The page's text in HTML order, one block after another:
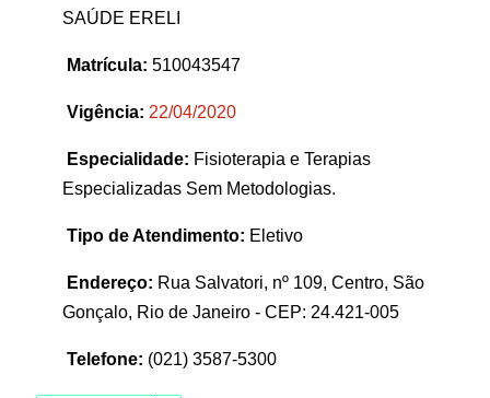
SAÚDE ERELI
Matrícula: 510043547
Vigência: 22/04/2020
Especialidade: Fisioterapia e Terapias
Especializadas Sem Metodologias.
Tipo de Atendimento: Eletivo
Endereço: Rua Salvatori, nº 109, Centro, São
Gonçalo, Rio de Janeiro - CEP: 24.421-005
Telefone: (021) 3587-5300